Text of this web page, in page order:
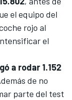
el equipo del
rojo al
el
a rodar 1.152
de no
parte del test